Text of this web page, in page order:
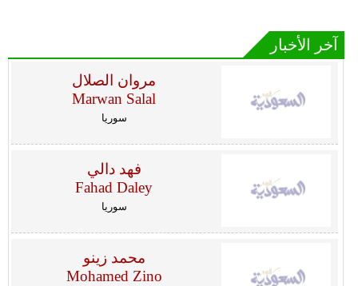
آخر الأخبار
مروان الصلال
Marwan Salal
سوريا
فهد دالي
Fahad Daley
سوريا
محمد زينو
Mohamed Zino